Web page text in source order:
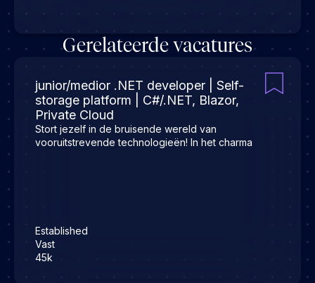
Gerelateerde vacatures
junior/medior .NET developer | Self-
storage platform | C#/.NET, Blazor,
Private Cloud
Stort jezelf in de bruisende wereld van
vooruitstrevende technologieën! In het charma
Established
Vast
45k